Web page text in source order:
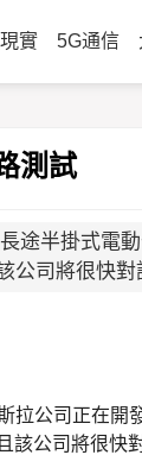
實 5G通信
測試
途半掛式電
公司將很快對
拉公司正在開
該公司將很快